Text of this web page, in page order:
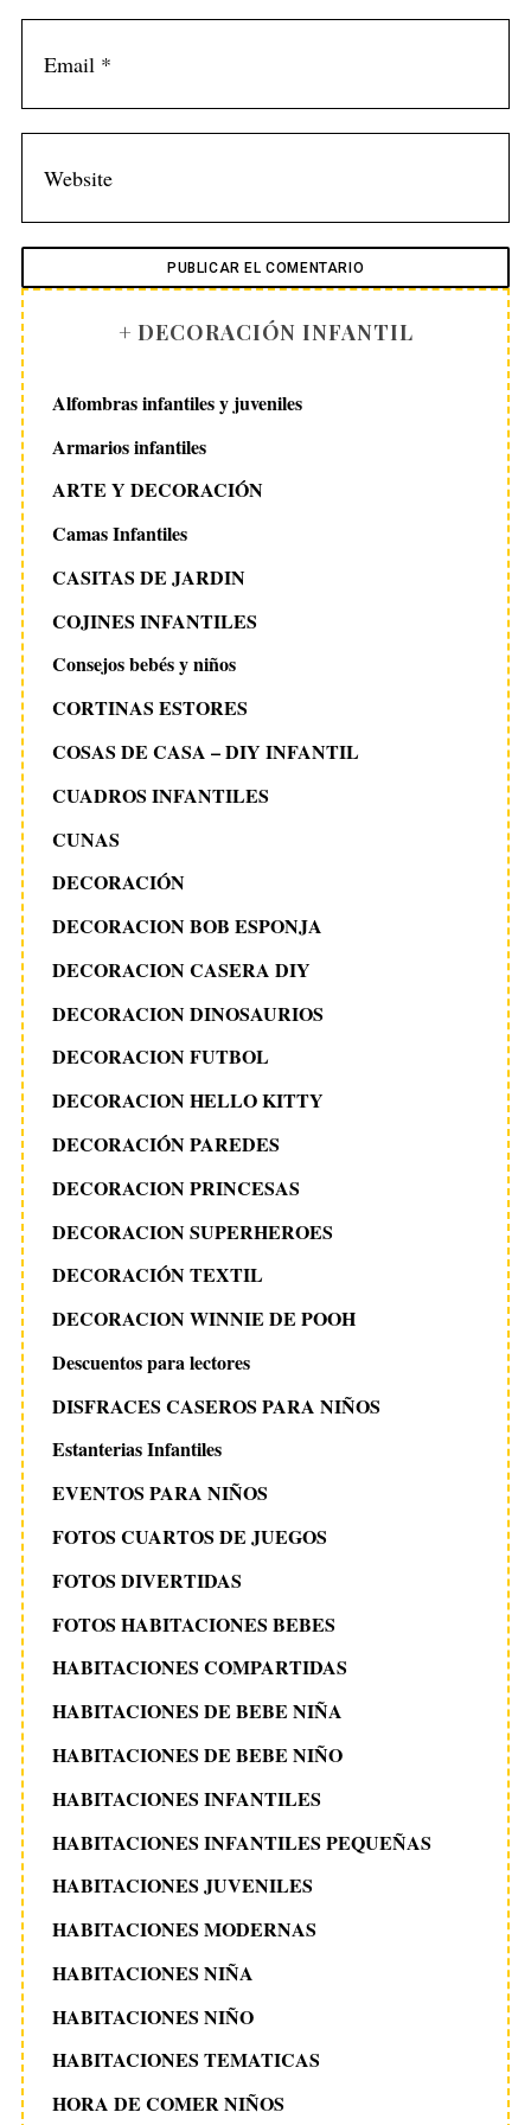
+ DECORACIÓN INFANTIL
Alfombras infantiles y juveniles
Armarios infantiles
ARTE Y DECORACIÓN
Camas Infantiles
CASITAS DE JARDIN
COJINES INFANTILES
Consejos bebés y niños
CORTINAS ESTORES
COSAS DE CASA – DIY INFANTIL
CUADROS INFANTILES
CUNAS
DECORACIÓN
DECORACION BOB ESPONJA
DECORACION CASERA DIY
DECORACION DINOSAURIOS
DECORACION FUTBOL
DECORACION HELLO KITTY
DECORACIÓN PAREDES
DECORACION PRINCESAS
DECORACION SUPERHEROES
DECORACIÓN TEXTIL
DECORACION WINNIE DE POOH
Descuentos para lectores
DISFRACES CASEROS PARA NIÑOS
Estanterias Infantiles
EVENTOS PARA NIÑOS
FOTOS CUARTOS DE JUEGOS
FOTOS DIVERTIDAS
FOTOS HABITACIONES BEBES
HABITACIONES COMPARTIDAS
HABITACIONES DE BEBE NIÑA
HABITACIONES DE BEBE NIÑO
HABITACIONES INFANTILES
HABITACIONES INFANTILES PEQUEÑAS
HABITACIONES JUVENILES
HABITACIONES MODERNAS
HABITACIONES NIÑA
HABITACIONES NIÑO
HABITACIONES TEMATICAS
HORA DE COMER NIÑOS